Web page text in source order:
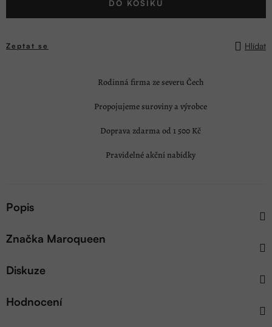
DO KOŠÍKU
Zeptat se Hlídat
Rodinná firma ze severu Čech
Propojujeme suroviny a výrobce
Doprava zdarma od 1 500 Kč
Pravidelné akční nabídky
Popis
Značka Maroqueen
Diskuze
Hodnocení